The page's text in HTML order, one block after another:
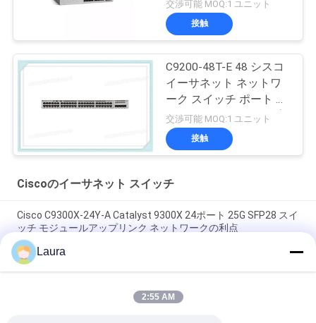
交渉可能 MOQ:1 ユニット
接触
C9200-48T-E 48 シスコ
イーサネット ネットワ
ーク スイッチ ポート デ
ータ モジュールアップ
リンク オプション
交渉可能 MOQ:1 ユニット
接触
Ciscoのイーサネット スイッチ
Cisco C9300X-24Y-A Catalyst 9300X 24ポート 25G SFP28 スイ
ッチ モジュールアップリンク ネットワークの利点
Cisco C9300X-12Y-A スイッチ | Catalyst 9300X 12 ポート 25G
SFP28 ネットワーク アドバンテージ スイッチ
Cisco C9300-48S-A Catalyst 9300 48 ポート SFP スイッチ ネッ
Laura
2:55 AM